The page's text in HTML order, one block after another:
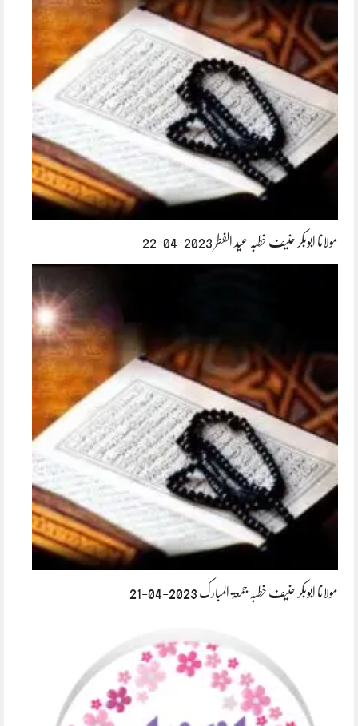
مولانا ابوبکر حنیف خطبہ عید الفطر 2023-04-22
مولانا ابوبکر حنیف خطبہ جمعۃ المبارک 2023-04-21